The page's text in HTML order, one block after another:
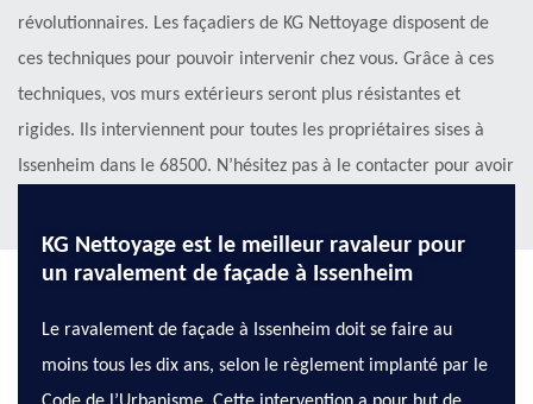
révolutionnaires. Les façadiers de KG Nettoyage disposent de
ces techniques pour pouvoir intervenir chez vous. Grâce à ces
techniques, vos murs extérieurs seront plus résistantes et
rigides. Ils interviennent pour toutes les propriétaires sises à
Issenheim dans le 68500. N’hésitez pas à le contacter pour avoir
KG Nettoyage est le meilleur ravaleur pour
un ravalement de façade à Issenheim
Le ravalement de façade à Issenheim doit se faire au
moins tous les dix ans, selon le règlement implanté par le